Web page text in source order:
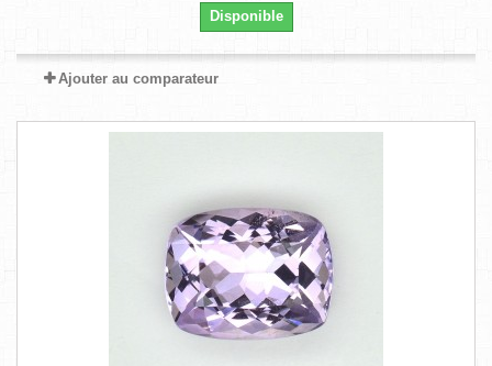
Disponible
Ajouter au comparateur